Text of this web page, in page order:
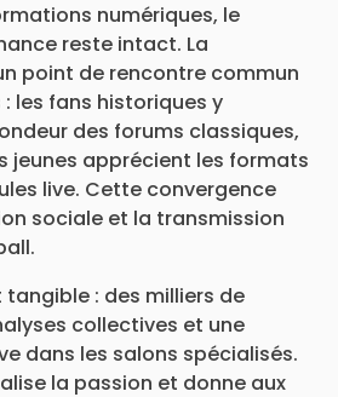
numériques, le
reste intact. La
point de rencontre commun
les fans historiques y
des forums classiques,
jeunes apprécient les formats
live. Cette convergence
sociale et la transmission
tangible : des milliers de
collectives et une
dans les salons spécialisés.
la passion et donne aux